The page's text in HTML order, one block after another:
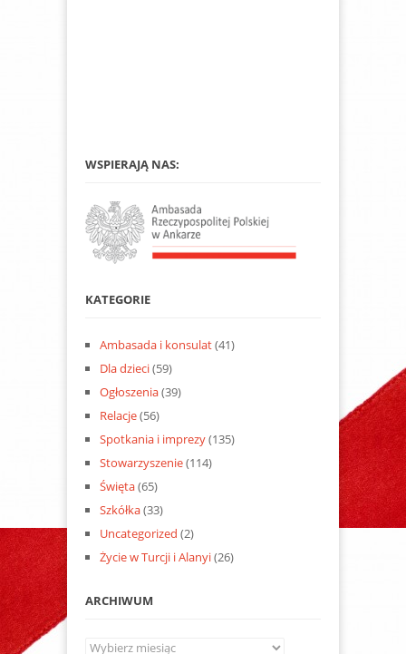
WSPIERAJĄ NAS:
KATEGORIE
Ambasada i konsulat(41)
Dla dzieci(59)
Ogłoszenia(39)
Relacje(56)
Spotkania i imprezy(135)
Stowarzyszenie(114)
Święta(65)
Szkółka(33)
Uncategorized (2)
Życie w Turcji i Alanyi(26)
ARCHIWUM
Archiwum